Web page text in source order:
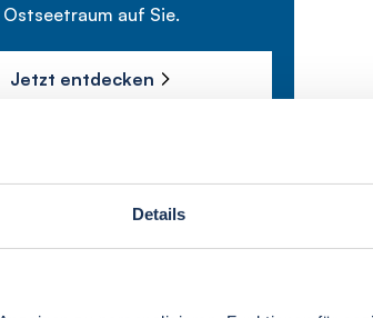
Details
Ostseetraum auf Sie.
Jetzt entdecken